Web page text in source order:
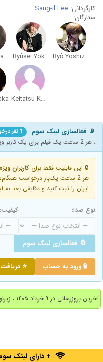
کارگردانی: Sang-il Lee
ستارگان:
Ryô Yoshizawa
Ryûsei Yokohama
Mitsuki Takahata
Keitatsu Koshiyama
📡 فعالسازی لینک سوم 1 نفر درخواست داده
، هر 2 ساعت یک فیلم برای یک کاربر ویژه
🔒 این قابلیت فقط برای کاربران ویژه
ایران را ثبت کنید و دقایقی بعد
نوع صدا: کیفیت:
🔄 فعالسازی لینک سوم
🔒 ورود به حساب ⭐
آخرین بروزرسانی در ۹ خرداد ۱۴۰۵ ، زیرنویس فارسی اضافه شد.
+ دارای لینک